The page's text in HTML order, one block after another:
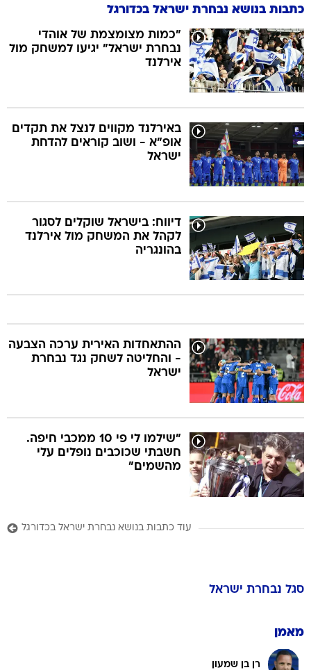
כתבות בנושא נבחרת ישראל בכדורגל
"כמות מצומצמת של אוהדי
נבחרת ישראל" יגיעו למשחק מול
אירלנד
באירלנד מקווים לנצל את תקדים
אופ"א - ושוב קוראים להדחת
ישראל
דיווח: בישראל שוקלים לסגור
לקהל את המשחק מול אירלנד
בהונגריה
ההתאחדות האירית ערכה הצבעה
- והחליטה לשחק נגד נבחרת
ישראל
"שילמו לי פי 10 ממכבי חיפה.
חשבתי שכוכבים נופלים עלי
מהשמים"
עוד כתבות בנושא נבחרת ישראל בכדורגל
סגל נבחרת ישראל
מאמן
רן בן שמעון